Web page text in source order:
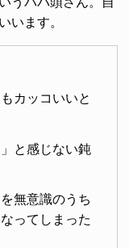
います。
カッコいいと
と感じない鈍
無意識のうち
ってしまった